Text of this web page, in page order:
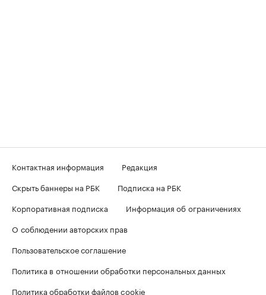
Контактная информация
Редакция
Скрыть баннеры на РБК
Подписка на РБК
Корпоративная подписка
Информация об ограничениях
О соблюдении авторских прав
Пользовательское соглашение
Политика в отношении обработки персональных данных
Политика обработки файлов cookie